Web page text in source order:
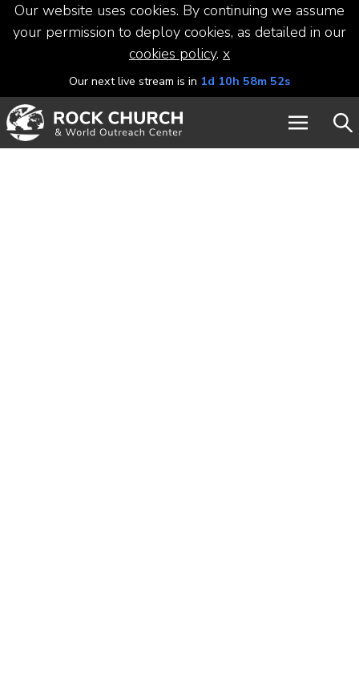
Our website uses cookies. By continuing we assume
your permission to deploy cookies, as detailed in our
cookies policy. x
Our next live stream is in 1d 10h 58m 51s